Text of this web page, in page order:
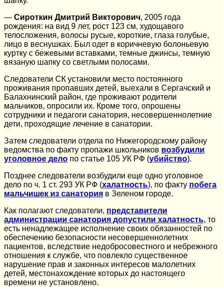
— Сироткин Дмитрий Викторович, 2005 года
рождения: на вид 9 лет, рост 123 см, худощавого
телосложения, волосы русые, короткие, глаза голубые,
лицо в веснушках. Был одет в коричневую болоньевую
куртку с бежевыми вставками, темные джинсы, темную
вязаную шапку со светлыми полосами.
Следователи СК установили место постоянного
проживания пропавших детей, выехали в Сергачский и
Балахнинский район, где проживают родители
мальчиков, опросили их. Кроме того, опрошены
сотрудники и педагоги санатория, несовершеннолетние
дети, проходящие лечение в санатории.
Затем следователи отдела по Нижегородскому району
ведомства по факту пропажи школьников возбудили
уголовное дело по статье 105 УК РФ (убийство).
Позднее следователи возбудили еще одно уголовное
дело по ч. 1 ст. 293 УК РФ (халатность), по факту побега
мальчишек из санатория в Зеленом городе.
Как полагают следователи, представители
администрации санатория допустили халатность, то
есть ненадлежащее исполнение своих обязанностей по
обеспечению безопасности несовершеннолетних
пациентов, вследствие недобросовестного и небрежного
отношения к службе, что повлекло существенное
нарушение прав и законных интересов малолетних
детей, местонахождение которых до настоящего
времени не установлено.